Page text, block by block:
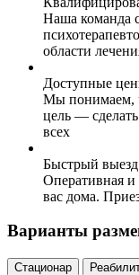
Наша команда
области
Доступные
Мы понимаем,
цель —
всех
Быстрый
Оперативная и
вас дома.
Варианты
Стационар